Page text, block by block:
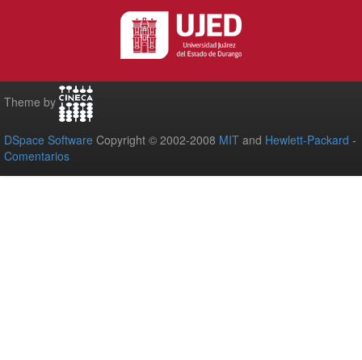
Theme by
DSpace Software Copyright © 2002-2008 MIT and Hewlett-Packard -
Comentarios